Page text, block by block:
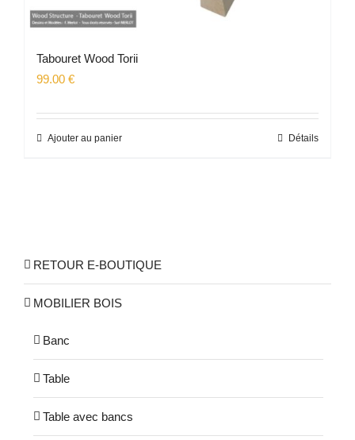
Tabouret Wood Torii
99.00 €
Ajouter au panier Détails
RETOUR E-BOUTIQUE
MOBILIER BOIS
Banc
Table
Table avec bancs